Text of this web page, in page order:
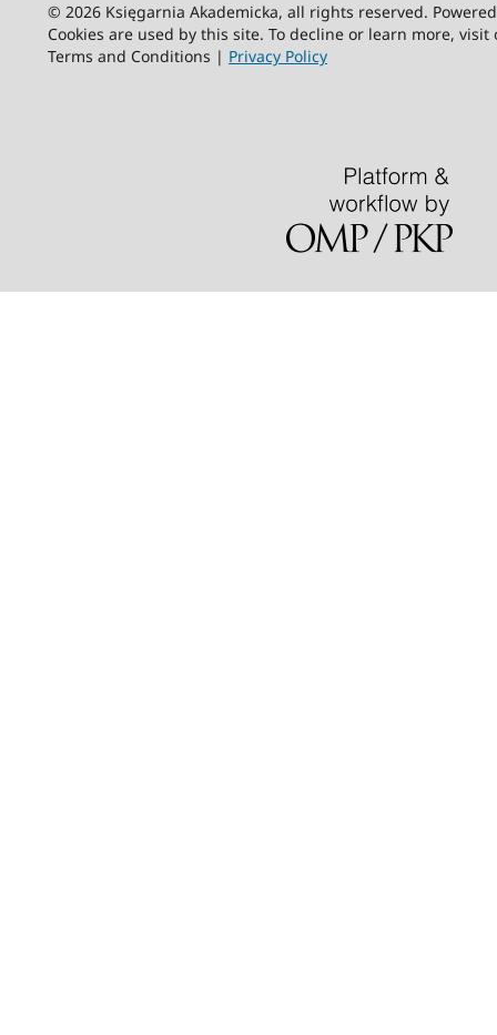
© 2026 Księgarnia Akademicka, all rights reserved.
Cookies are used by this site. To decline or learn more,
Terms and Conditions | Privacy Policy